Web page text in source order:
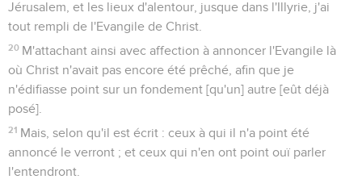
Jérusalem, et les lieux d'alentour, jusque dans l'Illyrie, j'ai
tout rempli de l'Evangile de Christ.
20 M'attachant ainsi avec affection à annoncer l'Evangile là
où Christ n'avait pas encore été prêché, afin que je
n'édifiasse point sur un fondement [qu'un] autre [eût déjà
posé].
21 Mais, selon qu'il est écrit : ceux à qui il n'a point été
annoncé le verront ; et ceux qui n'en ont point ouï parler
l'entendront.